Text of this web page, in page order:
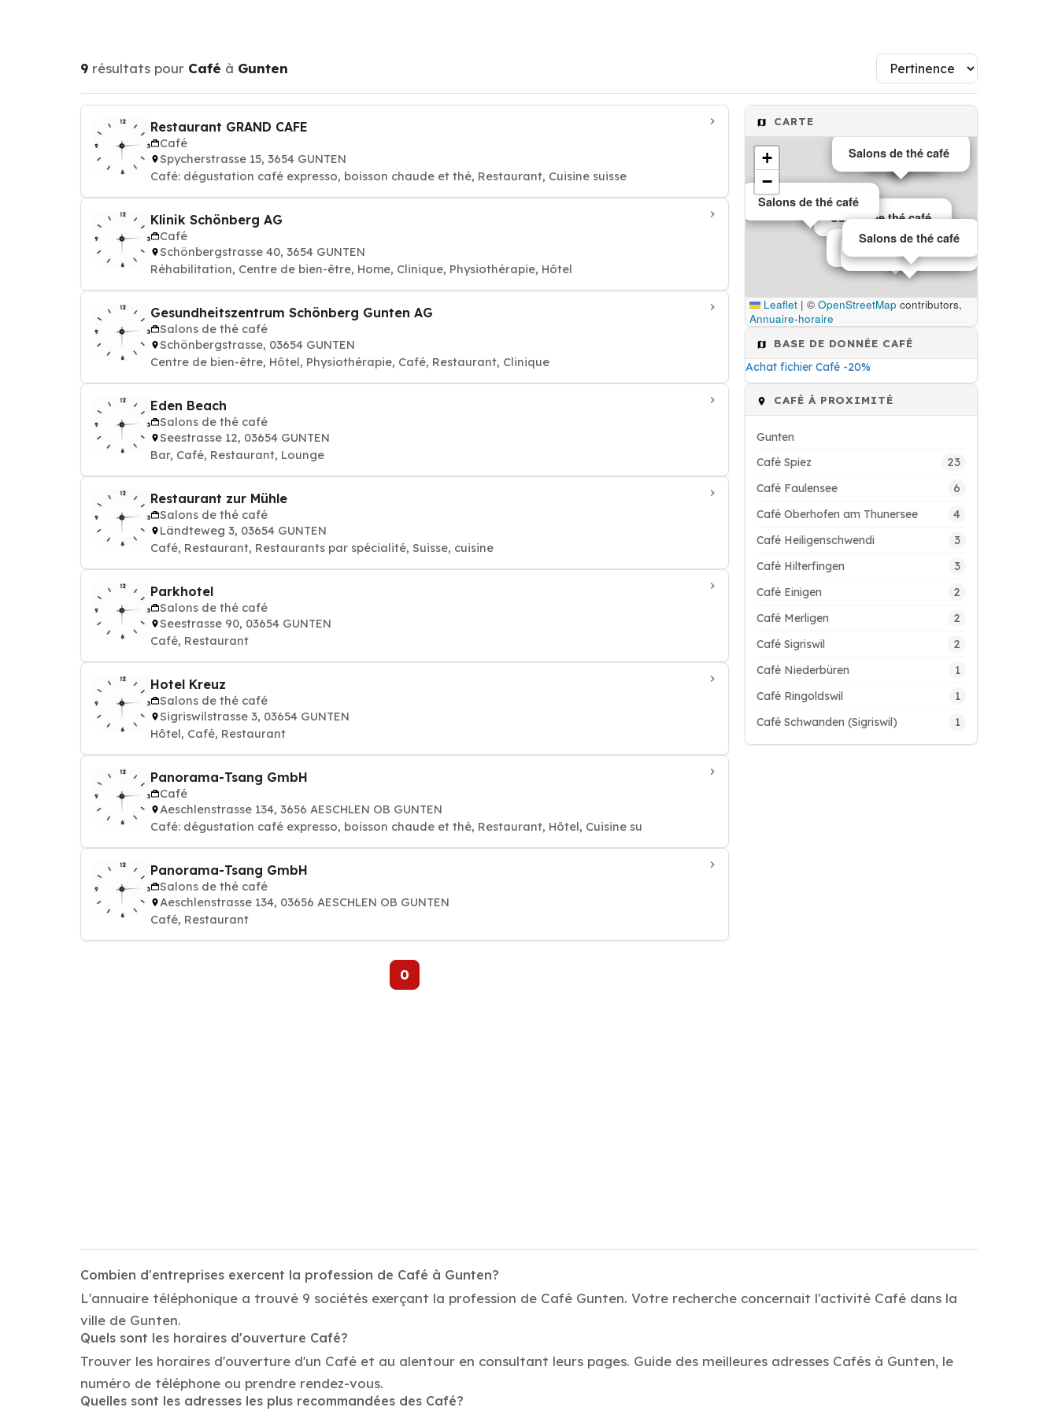
9 résultats pour Café à Gunten
Restaurant GRAND CAFE
Café
Spycherstrasse 15, 3654 GUNTEN
Café: dégustation café expresso, boisson chaude et thé, Restaurant, Cuisine suisse
Klinik Schönberg AG
Café
Schönbergstrasse 40, 3654 GUNTEN
Réhabilitation, Centre de bien-être, Home, Clinique, Physiothérapie, Hôtel
Gesundheitszentrum Schönberg Gunten AG
Salons de thé café
Schönbergstrasse, 03654 GUNTEN
Centre de bien-être, Hôtel, Physiothérapie, Café, Restaurant, Clinique
Eden Beach
Salons de thé café
Seestrasse 12, 03654 GUNTEN
Bar, Café, Restaurant, Lounge
Restaurant zur Mühle
Salons de thé café
Ländteweg 3, 03654 GUNTEN
Café, Restaurant, Restaurants par spécialité, Suisse, cuisine
Parkhotel
Salons de thé café
Seestrasse 90, 03654 GUNTEN
Café, Restaurant
Hotel Kreuz
Salons de thé café
Sigriswilstrasse 3, 03654 GUNTEN
Hôtel, Café, Restaurant
Panorama-Tsang GmbH
Café
Aeschlenstrasse 134, 3656 AESCHLEN OB GUNTEN
Café: dégustation café expresso, boisson chaude et thé, Restaurant, Hôtel, Cuisine su
Panorama-Tsang GmbH
Salons de thé café
Aeschlenstrasse 134, 03656 AESCHLEN OB GUNTEN
Café, Restaurant
0
CARTE
Café
Café
Salons de thé café
Salons de thé café
Salons de thé café
Salons de thé café
Salons de thé café
Café
Salons de thé café
+
−
Leaflet | © OpenStreetMap contributors,
Annuaire-horaire
BASE DE DONNÉE CAFÉ
Achat fichier Café -20%
CAFÉ À PROXIMITÉ
Gunten
Café Spiez
23
Café Faulensee 6
Café Oberhofen am Thunersee 4
Café Heiligenschwendi 3
Café Hilterfingen 3
Café Einigen 2
Café Merligen 2
Café Sigriswil 2
Café Niederbüren 1
Café Ringoldswil 1
Café Schwanden (Sigriswil) 1
Combien d'entreprises exercent la profession de Café à Gunten?
L'annuaire téléphonique a trouvé 9 sociétés exerçant la profession de Café Gunten. Votre recherche concernait l'activité Café dans la
ville de Gunten.
Quels sont les horaires d'ouverture Café?
Trouver les horaires d'ouverture d'un Café et au alentour en consultant leurs pages. Guide des meilleures adresses Cafés à Gunten, le
numéro de téléphone ou prendre rendez-vous.
Quelles sont les adresses les plus recommandées des Café?